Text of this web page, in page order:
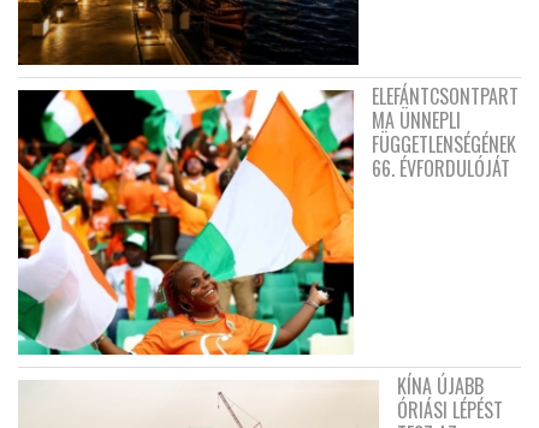
ELEFÁNTCSONTPART
MA ÜNNEPLI
FÜGGETLENSÉGÉNEK
66. ÉVFORDULÓJÁT
KÍNA ÚJABB
ÓRIÁSI LÉPÉST